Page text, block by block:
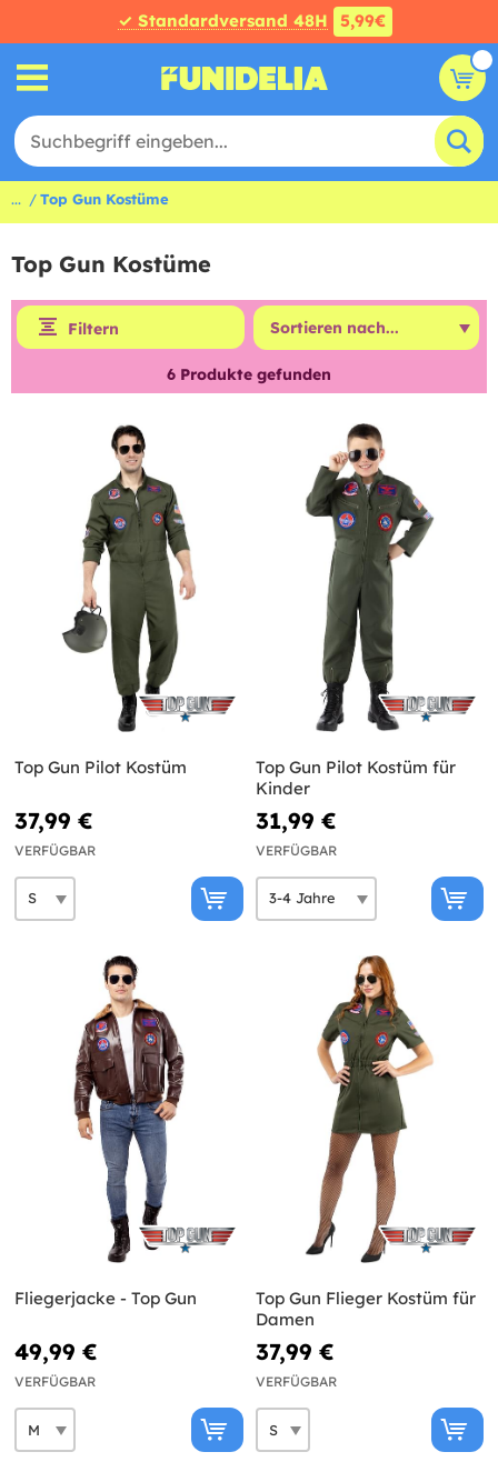
✓ Standardversand 48H 5,99€
... Top Gun Kostüme
Top Gun Kostüme
Filtern
6 Produkte gefunden
Top Gun Pilot Kostüm
37,99 €
VERFÜGBAR
Top Gun Pilot Kostüm für
Kinder
31,99 €
VERFÜGBAR
Fliegerjacke - Top Gun
49,99 €
VERFÜGBAR
Top Gun Flieger Kostüm für
Damen
37,99 €
VERFÜGBAR